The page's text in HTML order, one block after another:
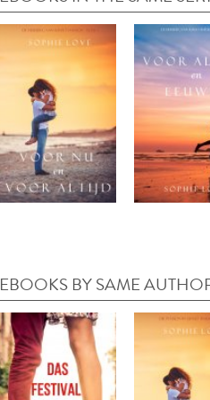
EBOOKS BY SAME